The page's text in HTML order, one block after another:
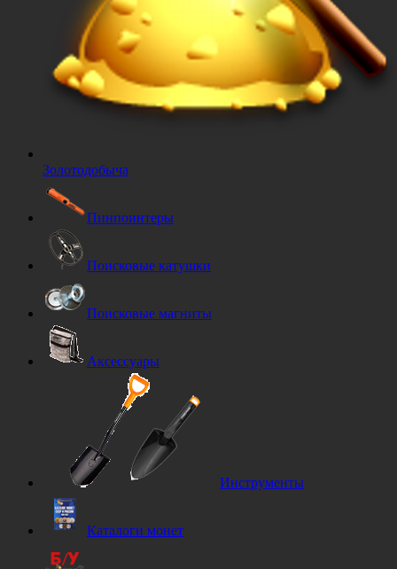
Золотодобыча
Пинпоинтеры
Поисковые катушки
Поисковые магниты
Аксессуары
Инструменты
Каталоги монет